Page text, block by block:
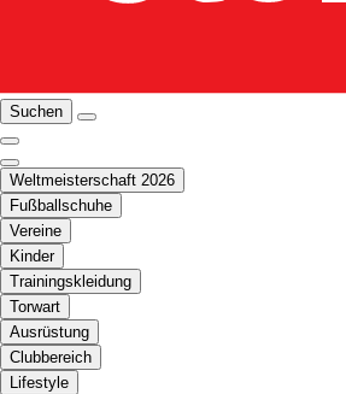
Suchen
Weltmeisterschaft 2026
Fußballschuhe
Vereine
Kinder
Trainingskleidung
Torwart
Ausrüstung
Clubbereich
Lifestyle